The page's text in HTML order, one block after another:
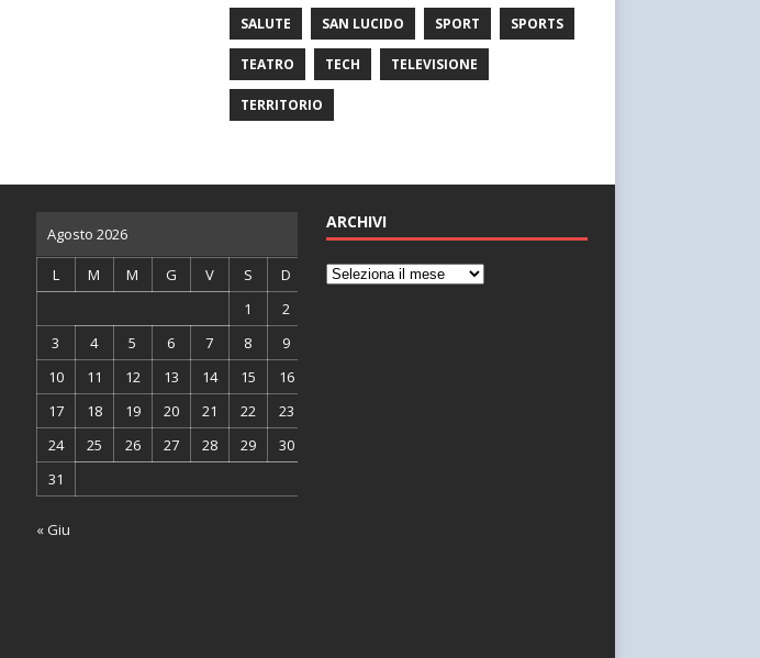
SALUTE SAN LUCIDO SPORT SPORTS
TEATRO TECH TELEVISIONE
TERRITORIO
Agosto 2026
L M M G V S
D
1
2
3
4 5 6 7 8
9
10
11 12 13 14 15
16
17
18 19 20 21 22
23
24
25 26 27 28 29
30
31
« Giu
ARCHIVI